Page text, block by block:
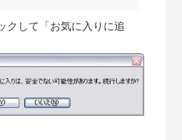
クして「お気に入りに追